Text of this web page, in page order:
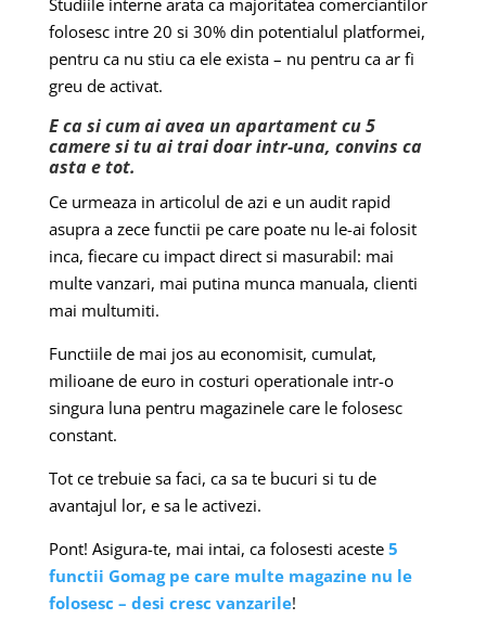
Studiile interne arata ca majoritatea comerciantilor
folosesc intre 20 si 30% din potentialul platformei,
pentru ca nu stiu ca ele exista – nu pentru ca ar fi
greu de activat.
E ca si cum ai avea un apartament cu 5
camere si tu ai trai doar intr-una, convins ca
asta e tot.
Ce urmeaza in articolul de azi e un audit rapid
asupra a zece functii pe care poate nu le-ai folosit
inca, fiecare cu impact direct si masurabil: mai
multe vanzari, mai putina munca manuala, clienti
mai multumiti.
Functiile de mai jos au economisit, cumulat,
milioane de euro in costuri operationale intr-o
singura luna pentru magazinele care le folosesc
constant.
Tot ce trebuie sa faci, ca sa te bucuri si tu de
avantajul lor, e sa le activezi.
Pont! Asigura-te, mai intai, ca folosesti aceste 5
functii Gomag pe care multe magazine nu le
folosesc – desi cresc vanzarile!